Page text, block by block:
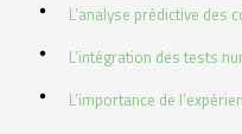
L’analyse prédictive des
L’intégration des tests
L’importance de